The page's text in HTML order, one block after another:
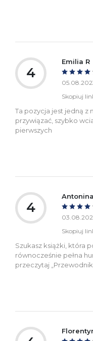
4
Emilia R
Skopiuj
Ta pozycja jest jedną z
przywiązać, szybko
pierwszych
4
Skopiuj
Szukasz książki, która
równocześnie pełna
przeczytaj